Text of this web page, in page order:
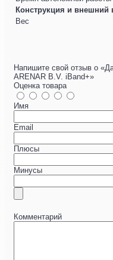
Конструкция и внешний
Вес
Напишите свой отзыв о
ARENAR B.V. iBand+»
Оценка товара
Имя
Email
Плюсы
Минусы
Комментарий